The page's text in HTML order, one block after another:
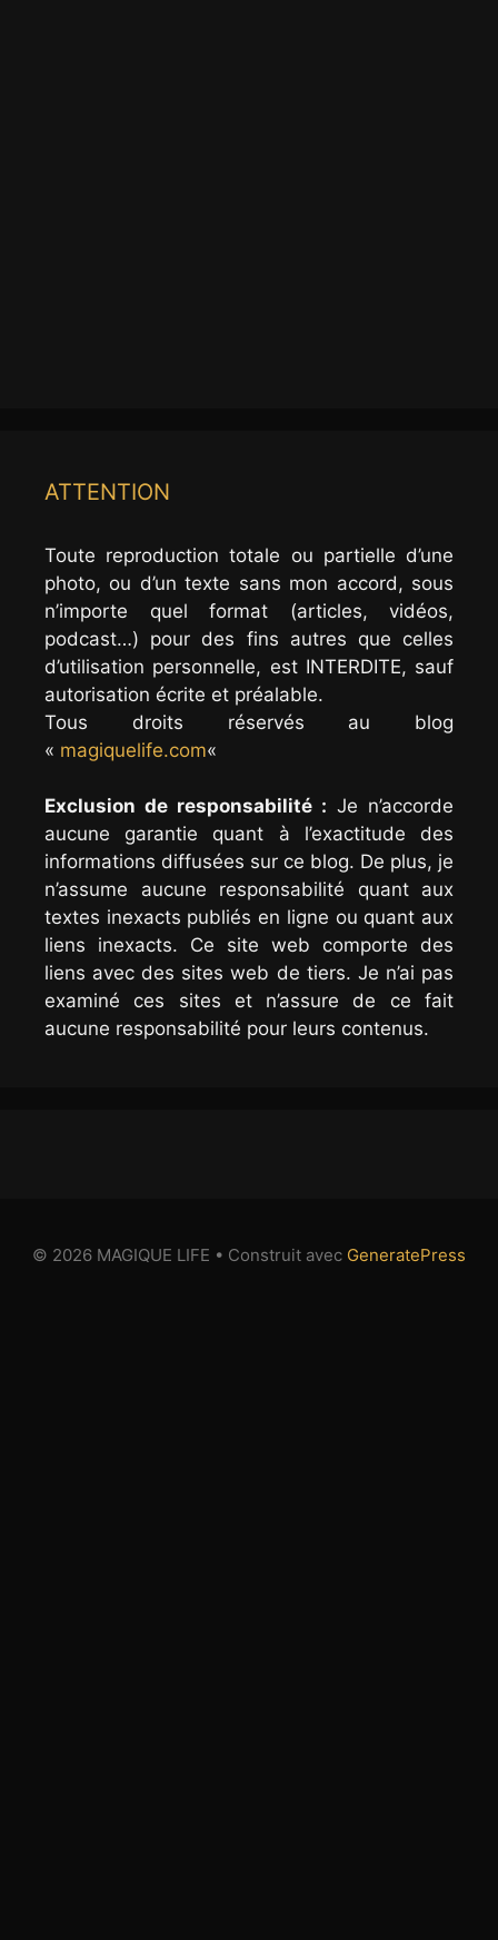
ATTENTION
Toute reproduction totale ou partielle d’une
photo, ou d’un texte sans mon accord, sous
n’importe quel format (articles, vidéos,
podcast…) pour des fins autres que celles
d’utilisation personnelle, est INTERDITE, sauf
autorisation écrite et préalable.
Tous droits réservés au blog
« magiquelife.com«
Exclusion de responsabilité : Je n’accorde
aucune garantie quant à l’exactitude des
informations diffusées sur ce blog. De plus, je
n’assume aucune responsabilité quant aux
textes inexacts publiés en ligne ou quant aux
liens inexacts. Ce site web comporte des
liens avec des sites web de tiers. Je n’ai pas
examiné ces sites et n’assure de ce fait
aucune responsabilité pour leurs contenus.
© 2026 MAGIQUE LIFE • Construit avec GeneratePress